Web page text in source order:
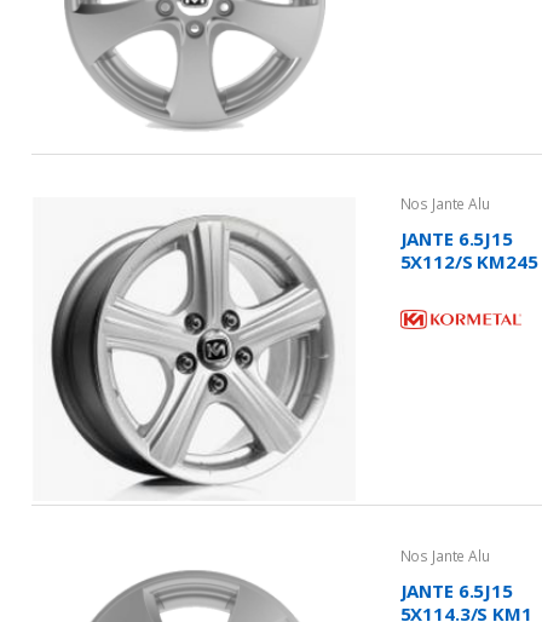
Nos Jante Alu
JANTE 6.5J15
5X112/S KM245
Nos Jante Alu
JANTE 6.5J15
5X114.3/S KM1